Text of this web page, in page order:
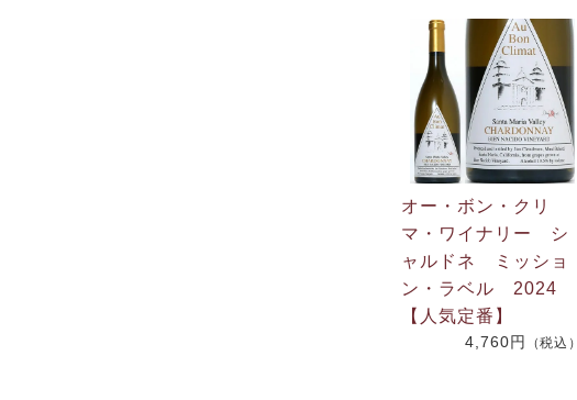
オー・ボン・クリ
マ・ワイナリー シ
ャルドネ ミッショ
ン・ラベル 2024
【人気定番】
4,760円 （税込）